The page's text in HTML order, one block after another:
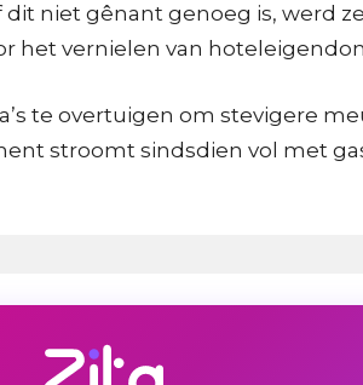
niet gênant genoeg is, werd
het vernielen van
te overtuigen om stevigere
stroomt sindsdien vol met